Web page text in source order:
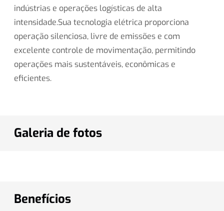
indústrias e operações logísticas de alta
intensidade.Sua tecnologia elétrica proporciona
operação silenciosa, livre de emissões e com
excelente controle de movimentação, permitindo
operações mais sustentáveis, econômicas e
eficientes.
Galeria de fotos
Benefícios